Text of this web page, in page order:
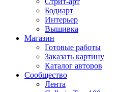
Бодиарт
Интерьер
Вышивка
Магазин
Готовые работы
Заказать картину
Каталог авторов
Сообщество
Лента